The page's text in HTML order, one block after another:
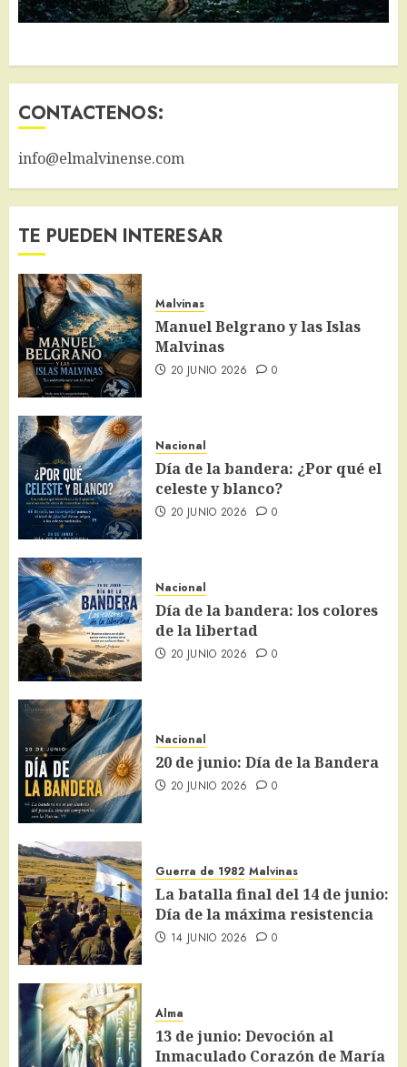
CONTACTENOS:
info@elmalvinense.com
TE PUEDEN INTERESAR
Malvinas
Manuel Belgrano y las Islas
Malvinas
20 JUNIO 2026 0
Nacional
Día de la bandera: ¿Por qué el
celeste y blanco?
20 JUNIO 2026 0
Nacional
Día de la bandera: los colores
de la libertad
20 JUNIO 2026 0
Nacional
20 de junio: Día de la Bandera
20 JUNIO 2026 0
Guerra de 1982 Malvinas
La batalla final del 14 de junio:
Día de la máxima resistencia
14 JUNIO 2026 0
Alma
13 de junio: Devoción al
Inmaculado Corazón de María